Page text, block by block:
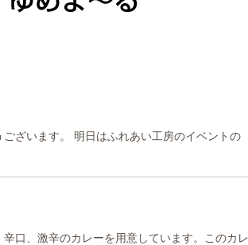
ざいます。 明日はふれあい工房のイベントの
口、激辛のカレーを用意しています。このカレ